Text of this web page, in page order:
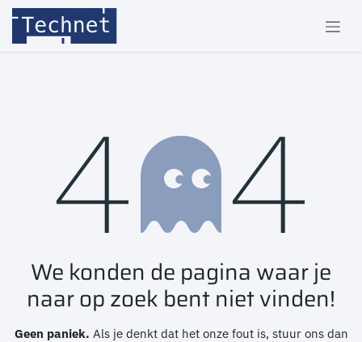
Overslaan naar inhoud
Fout 404
We konden de pagina waar je
naar op zoek bent niet vinden!
Geen paniek. Als je denkt dat het onze fout is, stuur ons dan